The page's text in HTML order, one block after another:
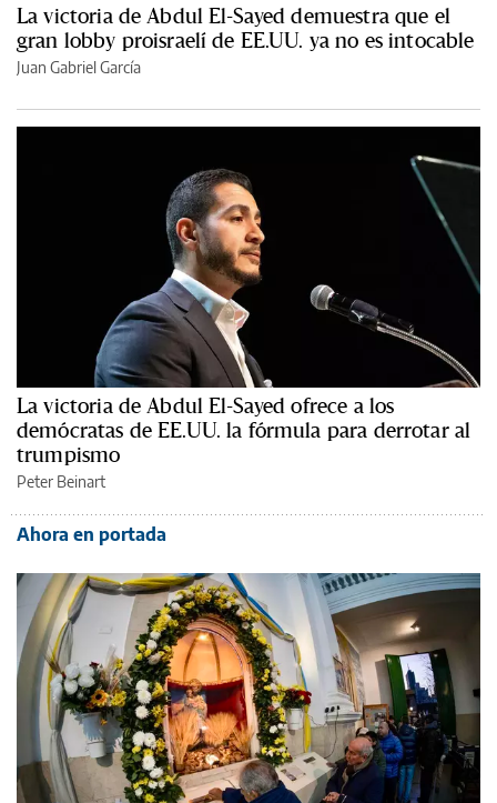
La victoria de Abdul El-Sayed demuestra que el
gran lobby proisraelí de EE.UU. ya no es intocable
Juan Gabriel García
La victoria de Abdul El-Sayed ofrece a los
demócratas de EE.UU. la fórmula para derrotar al
trumpismo
Peter Beinart
Ahora en portada